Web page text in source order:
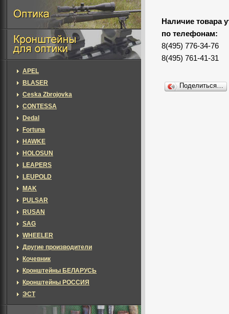
Наличие товара
по телефонам:
8(495) 776-34-76
8(495) 761-41-31
Поделиться…
APEL
BLASER
Ceska Zbrojovka
CONTESSA
Dedal
Fortuna
HAWKE
HOLOSUN
LEAPERS
LEUPOLD
MAK
PULSAR
RUSAN
SAG
WHEELER
Другие производители
Кочевник
Кронштейны БЕЛАРУСЬ
Кронштейны РОССИЯ
ЭСТ